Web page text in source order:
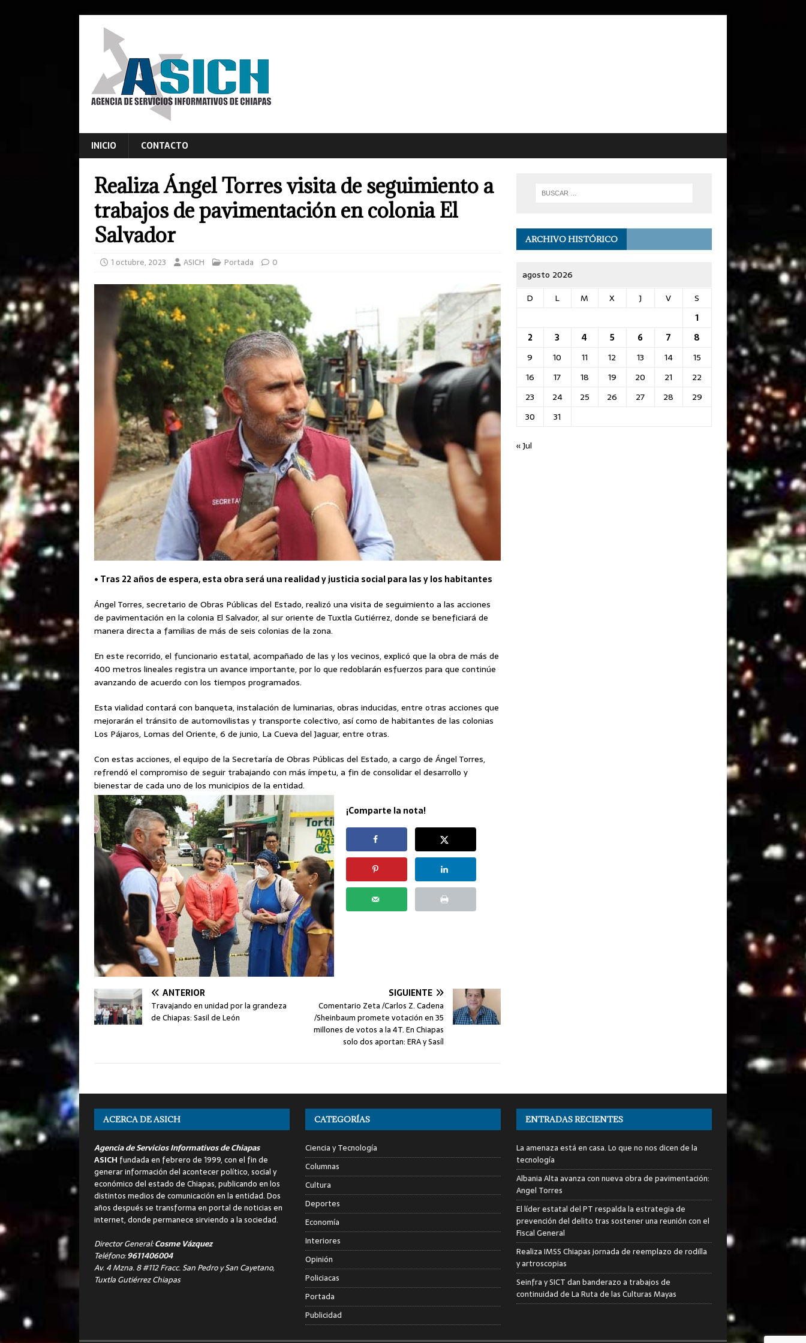
INICIO CONTACTO
Realiza Ángel Torres visita de seguimiento a
trabajos de pavimentación en colonia El
Salvador
1 octubre, 2023 ASICH Portada 0
• Tras 22 años de espera, esta obra será una realidad y justicia social para las y los habitantes
Ángel Torres, secretario de Obras Públicas del Estado, realizó una visita de seguimiento a las acciones
de pavimentación en la colonia El Salvador, al sur oriente de Tuxtla Gutiérrez, donde se beneficiará de
manera directa a familias de más de seis colonias de la zona.
En este recorrido, el funcionario estatal, acompañado de las y los vecinos, explicó que la obra de más de
400 metros lineales registra un avance importante, por lo que redoblarán esfuerzos para que continúe
avanzando de acuerdo con los tiempos programados.
Esta vialidad contará con banqueta, instalación de luminarias, obras inducidas, entre otras acciones que
mejorarán el tránsito de automovilistas y transporte colectivo, así como de habitantes de las colonias
Los Pájaros, Lomas del Oriente, 6 de junio, La Cueva del Jaguar, entre otras.
Con estas acciones, el equipo de la Secretaría de Obras Públicas del Estado, a cargo de Ángel Torres,
refrendó el compromiso de seguir trabajando con más ímpetu, a fin de consolidar el desarrollo y
bienestar de cada uno de los municipios de la entidad.
¡Comparte la nota!
ANTERIOR
Travajando en unidad por la grandeza
de Chiapas: Sasil de León
SIGUIENTE
Comentario Zeta /Carlos Z. Cadena
/Sheinbaum promete votación en 35
millones de votos a la 4T. En Chiapas
solo dos aportan: ERA y Sasíl
ARCHIVO HISTÓRICO
agosto 2026
D
L M X J V
S
1
2
3 4 5 6 7
8
9
10 11 12 13 14
15
16
17 18 19 20 21
22
23
24 25 26 27 28
29
30
31
« Jul
ACERCA DE ASICH
Agencia de Servicios Informativos de Chiapas
ASICH fundada en febrero de 1999, con el fin de
generar información del acontecer político, social y
económico del estado de Chiapas, publicando en los
distintos medios de comunicación en la entidad. Dos
años después se transforma en portal de noticias en
internet, donde permanece sirviendo a la sociedad.
Director General:Cosme Vázquez
Teléfono:9611406004
Av. 4 Mzna. 8 #112 Fracc. San Pedro y San Cayetano,
Tuxtla Gutiérrez Chiapas
CATEGORÍAS
Ciencia y Tecnología
Columnas
Cultura
Deportes
Economía
Interiores
Opinión
Policiacas
Portada
Publicidad
ENTRADAS RECIENTES
La amenaza está en casa. Lo que no nos dicen de la
tecnología
Albania Alta avanza con nueva obra de pavimentación:
Angel Torres
El líder estatal del PT respalda la estrategia de
prevención del delito tras sostener una reunión con el
Fiscal General
Realiza IMSS Chiapas jornada de reemplazo de rodilla
y artroscopias
Seinfra y SICT dan banderazo a trabajos de
continuidad de La Ruta de las Culturas Mayas